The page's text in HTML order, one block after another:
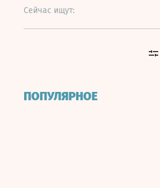
Сейчас ищут:
ПОПУЛЯРНОЕ